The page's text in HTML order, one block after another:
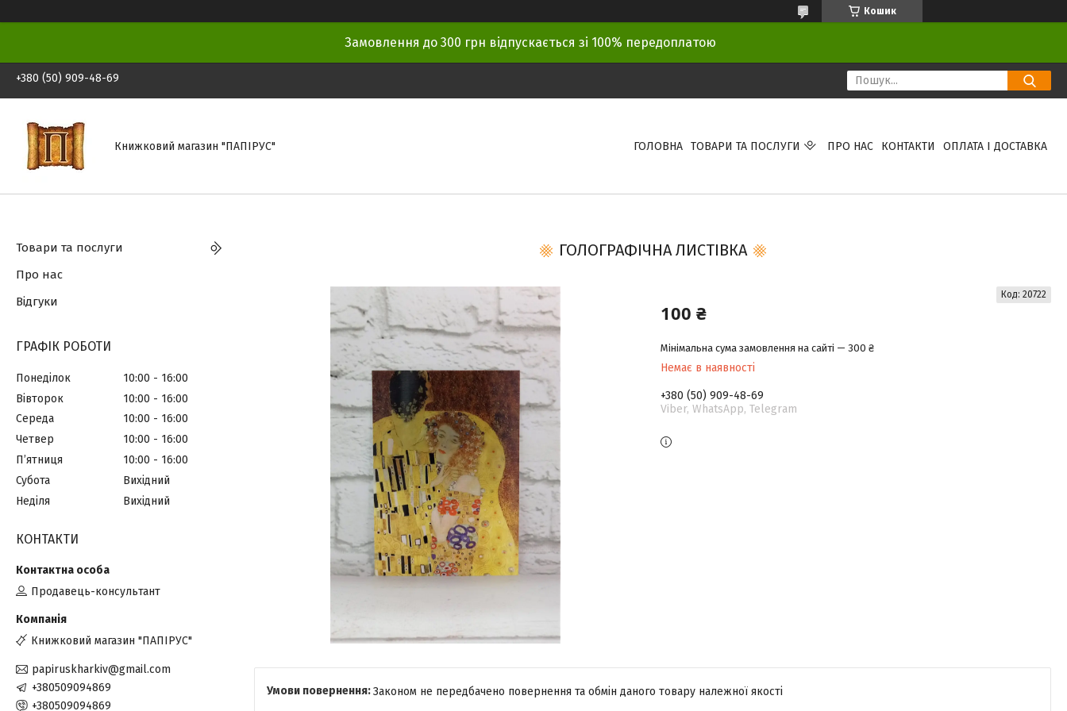
Кошик
Замовлення до 300 грн відпускається зі 100% передоплатою
+380 (50) 909-48-69
Книжковий магазин "ПАПІРУС" ГОЛОВНА ТОВАРИ ТА ПОСЛУГИ ПРО НАС КОНТАКТИ ОПЛАТА І ДОСТАВКА
ГОЛОГРАФІЧНА ЛИСТІВКА
100 ₴
Мінімальна сума замовлення на сайті — 300 ₴
Немає в наявності
Код: 20722
+380 (50) 909-48-69
Viber, WhatsApp, Telegram
Законом не передбачено повернення та обмін даного товару належної якості
Товари та послуги
Про нас
Відгуки
ГРАФІК РОБОТИ
Понеділок 10:00
16:00
Вівторок
10:00
16:00
Середа
10:00
16:00
Четвер
10:00
16:00
Пʼятниця
10:00
16:00
Субота
Вихідний
Неділя
Вихідний
КОНТАКТИ
Продавець-консультант
Книжковий магазин "ПАПІРУС"
papiruskharkiv@gmail.com
+380509094869
+380509094869